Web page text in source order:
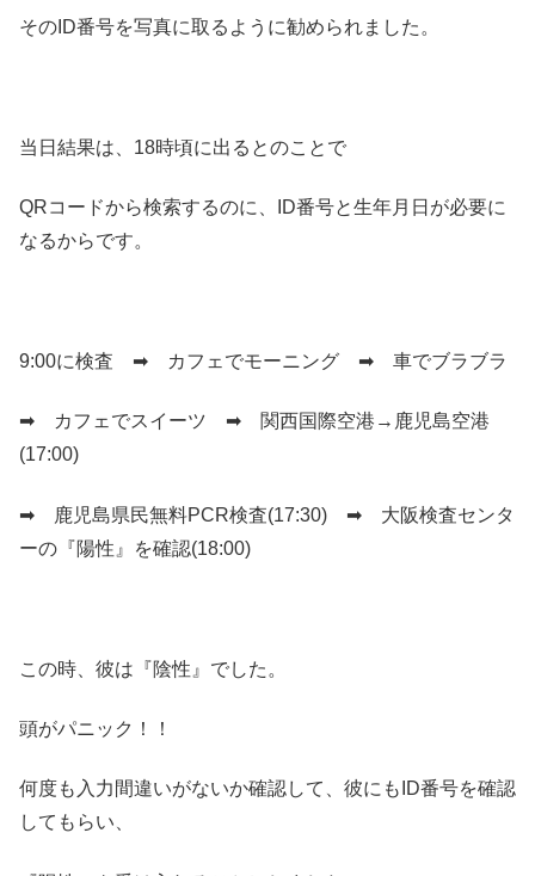
そのID番号を写真に取るように勧められました。
当日結果は、18時頃に出るとのことで
QRコードから検索するのに、ID番号と生年月日が必要に
なるからです。
9:00に検査 ➡ カフェでモーニング ➡ 車でブラブラ
➡ カフェでスイーツ ➡ 関西国際空港→鹿児島空港
(17:00)
➡ 鹿児島県民無料PCR検査(17:30) ➡ 大阪検査センタ
ーの『陽性』を確認(18:00)
この時、彼は『陰性』でした。
頭がパニック！！
何度も入力間違いがないか確認して、彼にもID番号を確認
してもらい、